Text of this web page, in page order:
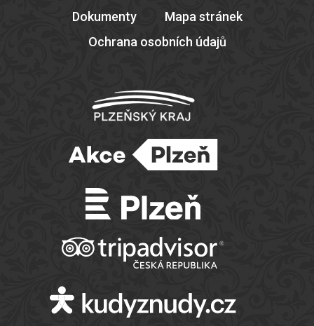
Dokumenty
Mapa stránek
Ochrana osobních údajů